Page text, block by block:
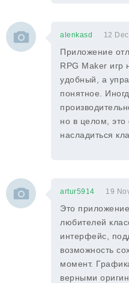
alenkasd 12
Приложение
RPG Maker игр
удобный, а
понятное.
но в целом, это
насладиться
artur5914 19
Это
любителей
интерфейс,
возможность
момент.
верными